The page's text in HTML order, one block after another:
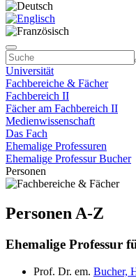
Universität
Fachbereiche & Fächer
Fachbereich II
Fächer am Fachbereich II
Medienwissenschaft
Das Fach
Ehemalige Professuren
Ehemalige Professur Bucher
Personen
Personen A-Z
Ehemalige Professur
Prof. Dr. em. Bucher,